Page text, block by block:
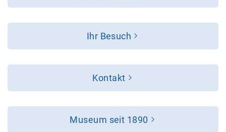
Ihr Besuch
Kontakt
Museum seit 1890